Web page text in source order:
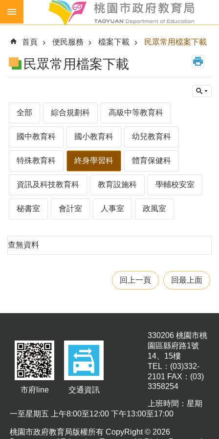
跳到主要內容區塊
生
鮮
乳
營
養
午
餐
各
學
校
幼
所
學
進
訊
首頁 便民服務 檔案下載 民眾常用檔案下載
民眾常用檔案下載
全部 綜合規劃科 高級中等教育科
國中教育科 國小教育科 幼兒教育科
特殊教育科 終身學習科 體育保健科
資訊及科技教育科 教育設施科 學輔校安室
秘書室 會計室 人事室 政風室
查無資料
回上一頁 回最上面
市府line 交通資訊
330206 桃園市桃
園區縣府路1號
14、15樓
TEL：(03)332-
2101 FAX：(03)
3358254
上班時間：星期
一至星期五 上午8:00至12:00 下午13:00至17:00
桃園市政府教育局版權所有 CopyRight © 2026